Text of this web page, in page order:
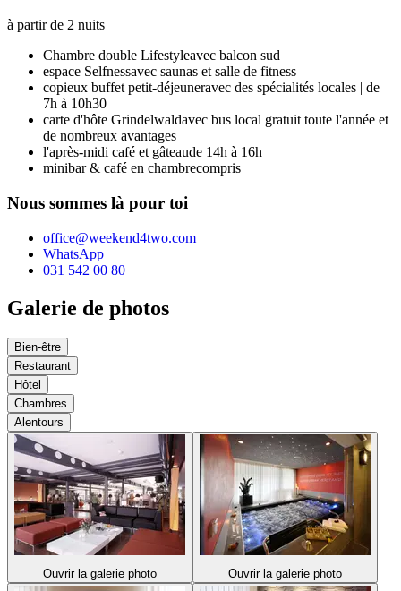
à partir de 2 nuits
Chambre double Lifestyleavec balcon sud
espace Selfnessavec saunas et salle de fitness
copieux buffet petit-déjeuneravec des spécialités locales | de
7h à 10h30
carte d'hôte Grindelwaldavec bus local gratuit toute l'année et
de nombreux avantages
l'après-midi café et gâteaude 14h à 16h
minibar & café en chambrecompris
Nous sommes là pour toi
office@weekend4two.com
WhatsApp
031 542 00 80
Galerie de photos
Bien-être
Restaurant
Hôtel
Chambres
Alentours
Ouvrir la galerie photo Ouvrir la galerie photo